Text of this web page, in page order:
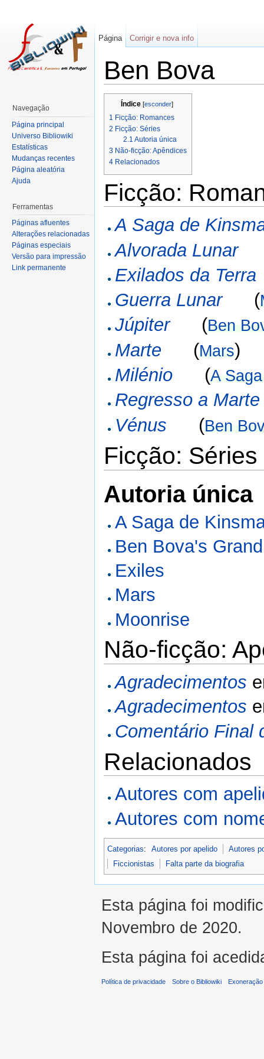
Ben Bova
Índice [esconder]
1 Ficção: Romances
2 Ficção: Séries
2.1 Autoria única
3 Não-ficção: Apêndices
4 Relacionados
Ficção:
A Saga de
Alvorada Lunar
Exilados da Terra
Guerra Lunar(
Júpiter(Ben
Marte (Mars)
Milénio (A
Regresso a Marte
Vénus (Ben
Ficção: Séries
Autoria única
A Saga de
Ben Bova's
Exiles
Mars
Moonrise
Não-ficção:
Agradecimentos
Agradecimentos
Comentário Final
Relacionados
Autores com
Autores com
Categorias: Autores por apelido
Autores
Ficcionistas
Falta parte da biografia
Página Corrigir e nova info
Navegação
Página principal
Universo Bibliowiki
Estatísticas
Mudanças recentes
Página aleatória
Ajuda
Ferramentas
Páginas afluentes
Alterações relacionadas
Páginas especiais
Versão para impressão
Link permanente
Esta página foi
Novembro de 2020.
Esta página foi
Política de privacidade Sobre o Bibliowiki